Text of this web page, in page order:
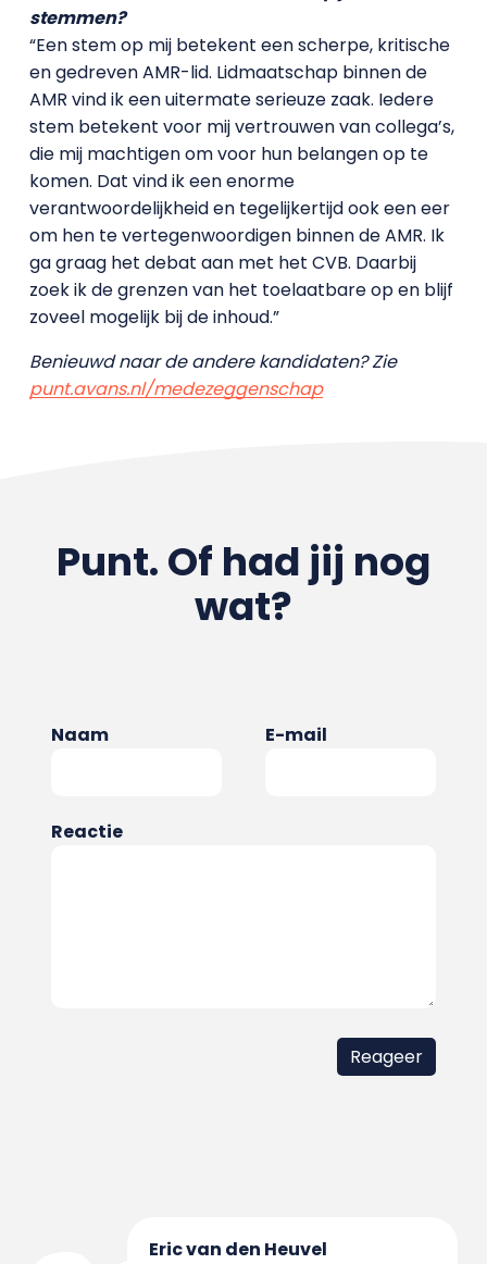
stemmen?
“Een stem op mij betekent een scherpe, kritische
en gedreven AMR-lid. Lidmaatschap binnen de
AMR vind ik een uitermate serieuze zaak. Iedere
stem betekent voor mij vertrouwen van collega’s,
die mij machtigen om voor hun belangen op te
komen. Dat vind ik een enorme
verantwoordelijkheid en tegelijkertijd ook een eer
om hen te vertegenwoordigen binnen de AMR. Ik
ga graag het debat aan met het CVB. Daarbij
zoek ik de grenzen van het toelaatbare op en blijf
zoveel mogelijk bij de inhoud.”
Benieuwd naar de andere kandidaten? Zie
punt.avans.nl/medezeggenschap
Punt. Of had jij nog
wat?
Naam E-mail
Reactie
Eric van den Heuvel